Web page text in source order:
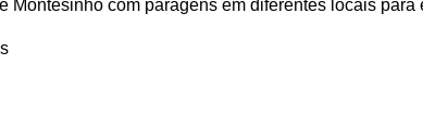
Montesinho com paragens em diferentes locais para